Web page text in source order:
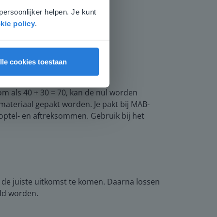
helpen. Je kunt
policy.
cookies toestaan
als 40 + 30 = 70, kan de nul worden
gepakt worden. Je pakt bij MAB-
en aftreksommen. Gebruik bij het
juiste uitkomst te komen. Daarna lossen
worden.